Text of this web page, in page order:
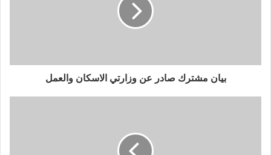
بيان مشترك صادر عن وزارتي الاسكان والعمل